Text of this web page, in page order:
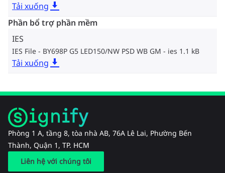
Tải xuống
Phần bổ trợ phần mềm
IES
IES File - BY698P G5 LED150/NW PSD WB GM ies 1.1 kB
Tải xuống
Phòng 1 A, tầng 8, tòa nhà AB, 76A Lê Lai, Phường Bến
Thành, Quận 1, TP. HCM
Liên hệ với chúng tôi